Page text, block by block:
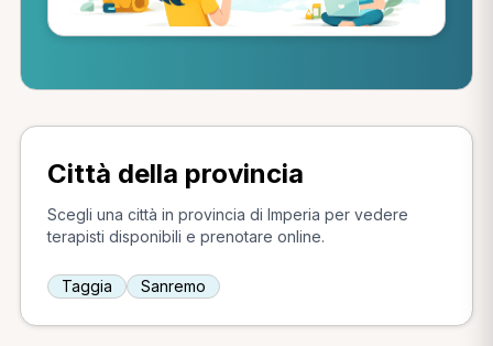
Città della provincia
Scegli una città in provincia di Imperia per vedere
terapisti disponibili e prenotare online.
Taggia Sanremo